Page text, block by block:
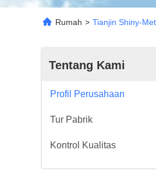
Rumah > Tianjin Shiny-
Tentang Kami
Profil Perusahaan
Tur Pabrik
Kontrol Kualitas